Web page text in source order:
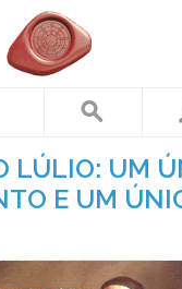
LÚLIO: UM
E UM